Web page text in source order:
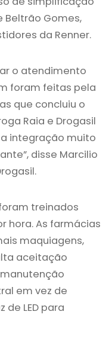
Beltrão Gomes,
da Renner.
o atendimento
foram feitas pela
que concluiu o
Raia e Drogasil
integração muito
disse Marcilio
treinados
hora. As farmácias
maquiagens,
aceitação
em vez de
LED para